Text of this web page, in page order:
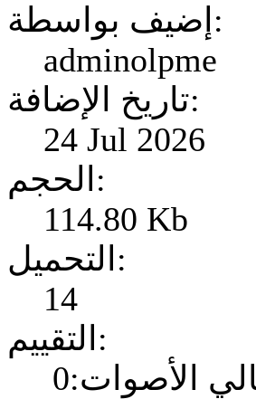
إضيف بواسطة:
adminolpme
تاريخ الإضافة:
24 Jul 2026
الحجم:
114.80 Kb
التحميل:
14
التقييم:
الأصوات:0